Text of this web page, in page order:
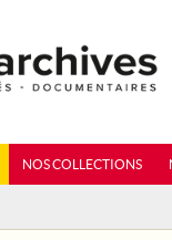
NOS COLLECTIONS